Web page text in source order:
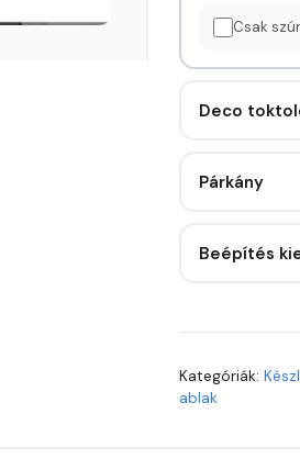
Csak
Deco
Párkány
Beépítés
Kategóriák:
ablak